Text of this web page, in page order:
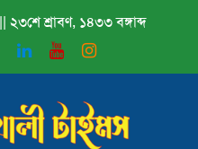
শ্রাবণ, ১৪৩৩ বঙ্গাব্দ